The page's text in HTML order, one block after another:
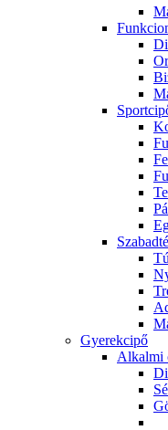
Gyerekcipő
Alkalmi